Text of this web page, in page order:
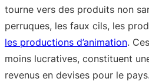
tourne vers des produits non
perruques, les faux cils, les
les productions d’animation.
moins lucratives, constituent
revenus en devises pour le pays.